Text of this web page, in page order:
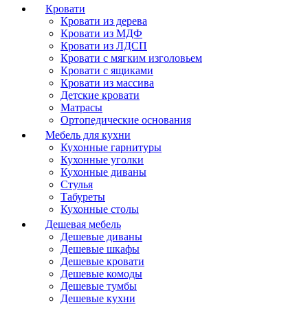
Кровати
Кровати из дерева
Кровати из МДФ
Кровати из ЛДСП
Кровати с мягким изголовьем
Кровати с ящиками
Кровати из массива
Детские кровати
Матрасы
Ортопедические основания
Мебель для кухни
Кухонные гарнитуры
Кухонные уголки
Кухонные диваны
Стулья
Табуреты
Кухонные столы
Дешевая мебель
Дешевые диваны
Дешевые шкафы
Дешевые кровати
Дешевые комоды
Дешевые тумбы
Дешевые кухни